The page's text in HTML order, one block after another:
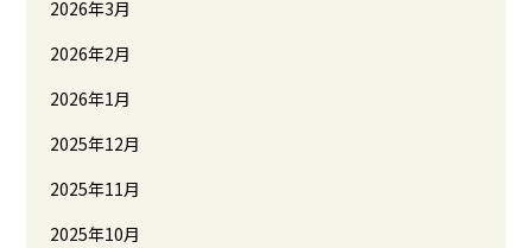
2026年3月
2026年2月
2026年1月
2025年12月
2025年11月
2025年10月